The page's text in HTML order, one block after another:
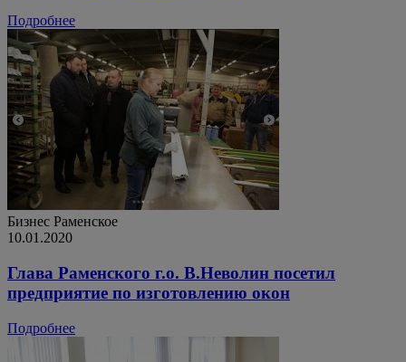
Подробнее
Бизнес Раменское
10.01.2020
Глава Раменского г.о. В.Неволин посетил
предприятие по изготовлению окон
Подробнее